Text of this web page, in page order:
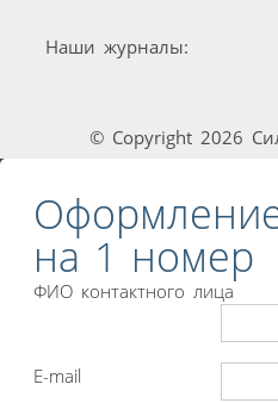
Наши журналы:
© Copyright 2026
на 1 номер
ФИО контактного лица
E-mail